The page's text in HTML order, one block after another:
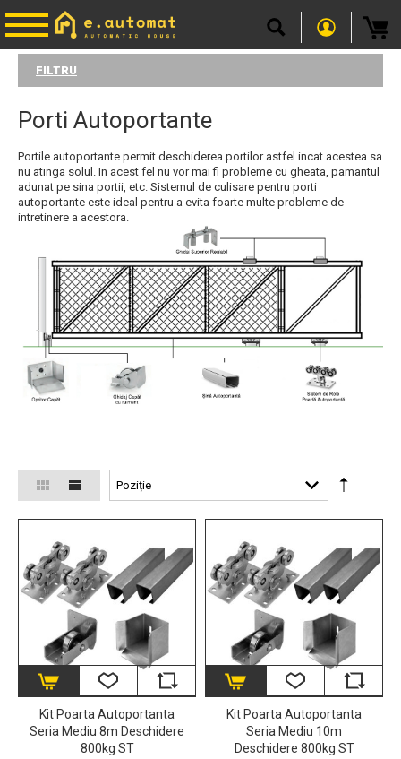
FILTRU
Porti Autoportante
Portile autoportante permit deschiderea portilor astfel incat acestea sa
nu atinga solul. In acest fel nu vor mai fi probleme cu gheata, pamantul
adunat pe sina portii, etc. Sistemul de culisare pentru porti
autoportante este ideal pentru a evita foarte multe probleme de
intretinere a acestora.
Kit Poarta Autoportanta
Seria Mediu 8m Deschidere
800kg ST
Kit Poarta Autoportanta
Seria Mediu 10m
Deschidere 800kg ST